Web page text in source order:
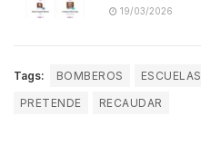
19/03/2026
Tags: BOMBEROS ESCUELAS
PRETENDE
RECAUDAR